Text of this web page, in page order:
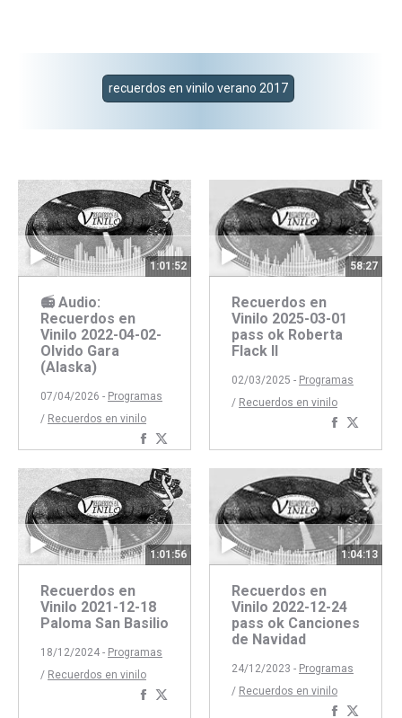
recuerdos en vinilo verano 2017
1:01:52
📻 Audio:
Recuerdos en
Vinilo 2022-04-02-
Olvido Gara
(Alaska)
07/04/2026 - Programas
/ Recuerdos en vinilo
Compartir
Facebook
Twitter
58:27
Recuerdos en
Vinilo 2025-03-01
pass ok Roberta
Flack II
02/03/2025 - Programas
/ Recuerdos en vinilo
Compartir
1:01:56
Recuerdos en
Vinilo 2021-12-18
Paloma San Basilio
18/12/2024 - Programas
/ Recuerdos en vinilo
Compartir
1:04:13
Recuerdos en
Vinilo 2022-12-24
pass ok Canciones
de Navidad
24/12/2023 - Programas
/ Recuerdos en vinilo
Compartir